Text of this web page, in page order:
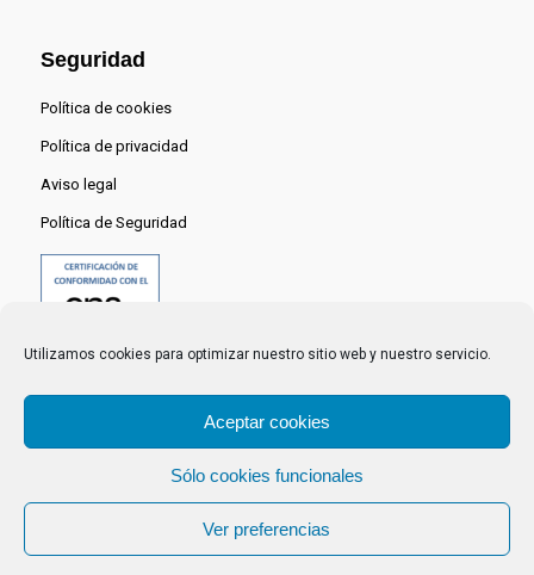
Utilizamos cookies para optimizar nuestro sitio web y nuestro servicio.
Aceptar cookies
Sólo cookies funcionales
Ver preferencias
Seguridad
Política de cookies
Política de privacidad
Aviso legal
Política de Seguridad
© 2024 Centro Nacional del Hidrógeno -